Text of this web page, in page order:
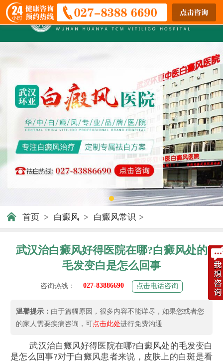
首页 > 白癜风 > 白癜风常识 >
武汉治白癜风好得医院在哪?白癜风处的
毛发变白是怎么回事
咨询热线： 027-83886690 点击电话咨询
温馨提示： 由于篇幅原因，很多内容不能详尽，如果您或者您
的家人需要疾病咨询，可点击此处进行免费沟通
武汉治白癜风好得医院在哪?白癜风处的毛发变白
是怎么回事?对于白癜风患者来说，皮肤上的白斑是看